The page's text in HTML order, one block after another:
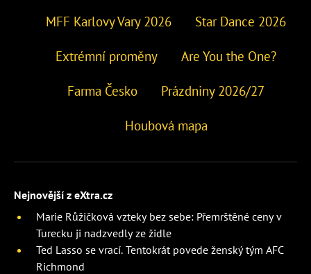
MFF Karlovy Vary 2026 Star Dance 2026
Extrémní proměny Are You the One?
Farma Česko Prázdniny 2026/27
Houbová mapa
Nejnovější z eXtra.cz
Marie Růžičková vzteky bez sebe: Přemrštěné ceny v
Turecku ji nadzvedly ze židle
Ted Lasso se vrací. Tentokrát povede ženský tým AFC
Richmond